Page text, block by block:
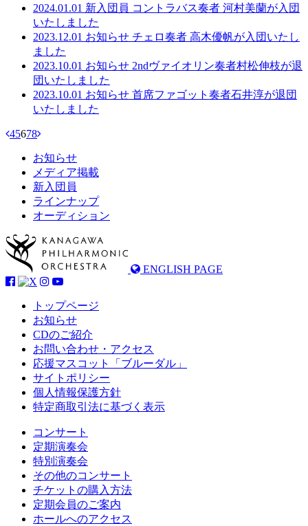
2024.01.01 新入団員 コントラバス奏者 河村美蘭が入団
いたしました
2023.12.01 お知らせ チェロ奏者 高木優帆が入団いたし
ました
2023.10.01 お知らせ 2ndヴァイオリン奏者村松伸枝が退
団いたしました
2023.10.01 お知らせ 首席ファゴット奏者石井淳が退団
いたしました
45678
お知らせ
メディア掲載
新入団員
ラインナップ
オーディション
ENGLISH PAGE
トップページ
お知らせ
CDのご紹介
お問い合わせ・アクセス
応援マスコット「ブルーダル」
サイトポリシー
個人情報保護方針
特定商取引法に基づく表示
コンサート
定期演奏会
特別演奏会
その他のコンサート
チケットの購入方法
定期会員のご案内
ホールへのアクセス